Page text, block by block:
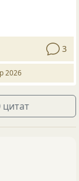
3
2026
цитат